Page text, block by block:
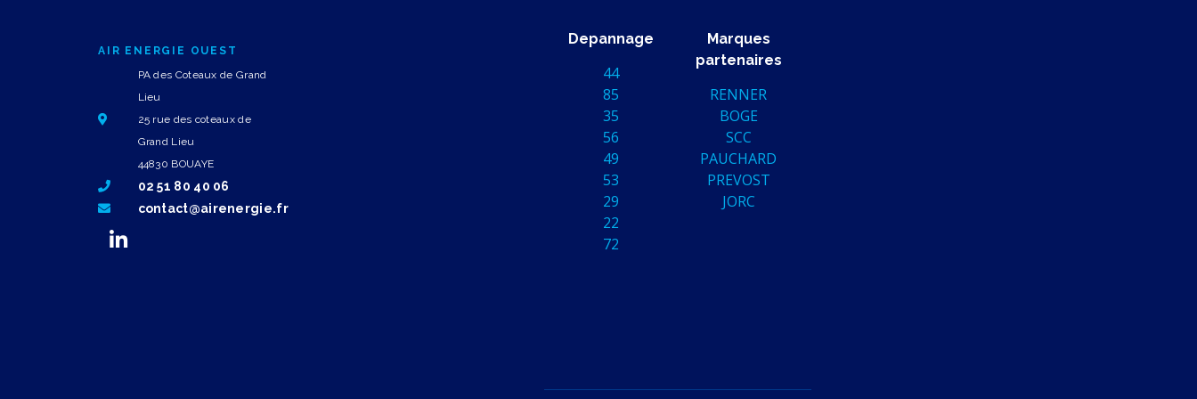
AIR ENERGIE OUEST
PA des Coteaux de Grand
Lieu
25 rue des coteaux de
Grand Lieu
44830 BOUAYE
02 51 80 40 06
contact@airenergie.fr
Depannage
44
85
35
56
49
53
29
22
72
Marques
partenaires
RENNER
BOGE
SCC
PAUCHARD
PREVOST
JORC